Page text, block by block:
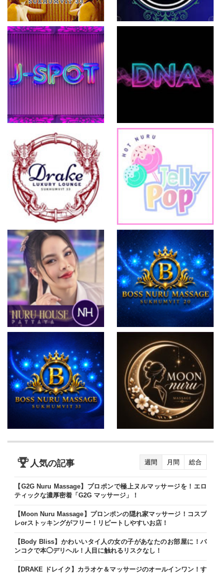
人気の記事 週間 月間 総合
【G2G Nuru Massage】プロポンで極上ヌルマッサージを！エロ
ティックな濃厚密着「G2G マッサージ」！
【Moon Nuru Massage】プロンポンの隠れ家マッサージ！コスプ
レorストッキングがフリー！リピートしやすいお店！
【Body Bliss】かわいいタイ人の女の子があなたのお部屋に！バ
ンコクで本◯デリヘル！人目に触れるリスクなし！
【DRAKE ドレイク】カラオケ＆マッサージのオールインワン！す